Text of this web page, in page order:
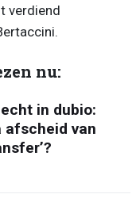
verdiend
nu:
in dubio:
afscheid van